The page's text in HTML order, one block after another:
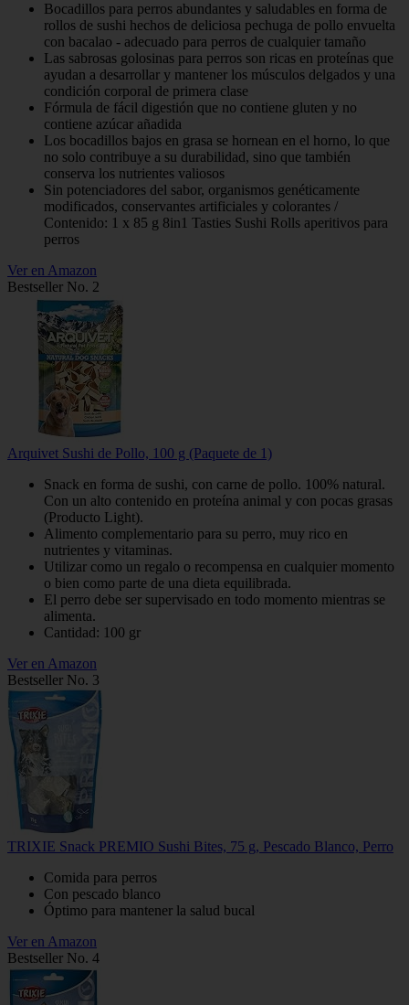
Bocadillos para perros abundantes y saludables en forma de
rollos de sushi hechos de deliciosa pechuga de pollo envuelta
con bacalao - adecuado para perros de cualquier tamaño
Las sabrosas golosinas para perros son ricas en proteínas que
ayudan a desarrollar y mantener los músculos delgados y una
condición corporal de primera clase
Fórmula de fácil digestión que no contiene gluten y no
contiene azúcar añadida
Los bocadillos bajos en grasa se hornean en el horno, lo que
no solo contribuye a su durabilidad, sino que también
conserva los nutrientes valiosos
Sin potenciadores del sabor, organismos genéticamente
modificados, conservantes artificiales y colorantes /
Contenido: 1 x 85 g 8in1 Tasties Sushi Rolls aperitivos para
perros
Ver en Amazon
Bestseller No. 2
Arquivet Sushi de Pollo, 100 g (Paquete de 1)
Snack en forma de sushi, con carne de pollo. 100% natural.
Con un alto contenido en proteína animal y con pocas grasas
(Producto Light).
Alimento complementario para su perro, muy rico en
nutrientes y vitaminas.
Utilizar como un regalo o recompensa en cualquier momento
o bien como parte de una dieta equilibrada.
El perro debe ser supervisado en todo momento mientras se
alimenta.
Cantidad: 100 gr
Ver en Amazon
Bestseller No. 3
TRIXIE Snack PREMIO Sushi Bites, 75 g, Pescado Blanco, Perro
Comida para perros
Con pescado blanco
Óptimo para mantener la salud bucal
Ver en Amazon
Bestseller No. 4